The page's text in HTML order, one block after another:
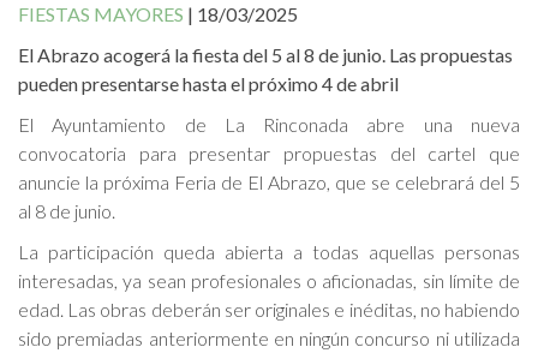
FIESTAS MAYORES | 18/03/2025
El Abrazo acogerá la fiesta del 5 al 8 de junio. Las propuestas
pueden presentarse hasta el próximo 4 de abril
El Ayuntamiento de La Rinconada abre una nueva
convocatoria para presentar propuestas del cartel que
anuncie la próxima Feria de El Abrazo, que se celebrará del 5
al 8 de junio.
La participación queda abierta a todas aquellas personas
interesadas, ya sean profesionales o aficionadas, sin límite de
edad. Las obras deberán ser originales e inéditas, no habiendo
sido premiadas anteriormente en ningún concurso ni utilizada